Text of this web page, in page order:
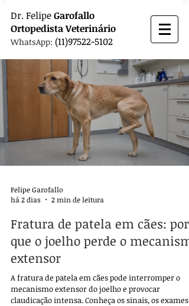
Dr. FelipeGarofallo
OrtopedistaVeterinário
WhatsApp: (11)97522-5102
Felipe Garofallo
há 2 dias
2 min de leitura
Fratura de patela em cães: por
que o joelho perde o
extensor
A fratura de patela em cães pode interromper o
mecanismo extensor do joelho e provocar
claudicação intensa. Conheça os sinais, os exames e